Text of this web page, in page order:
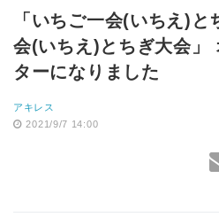
「いちご一会(いちえ)
会(いちえ)とちぎ大会」
ターになりました
アキレス
2021/9/7 14:00